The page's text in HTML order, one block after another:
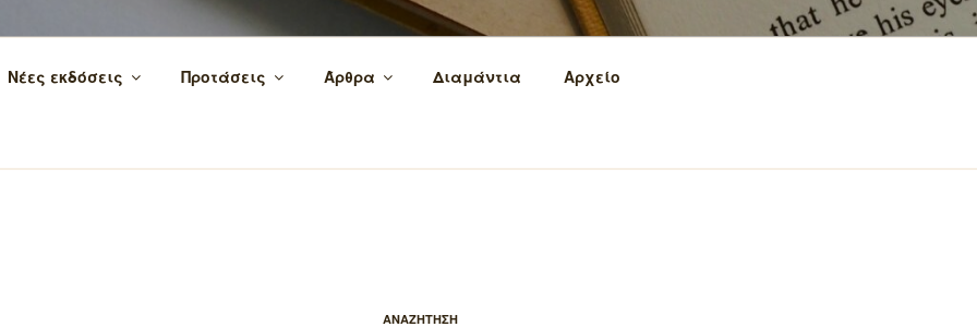
Νέες εκδόσεις Προτάσεις Άρθρα Διαμάντια Αρχείο
ΑΝΑΖΗΤΗΣΗ